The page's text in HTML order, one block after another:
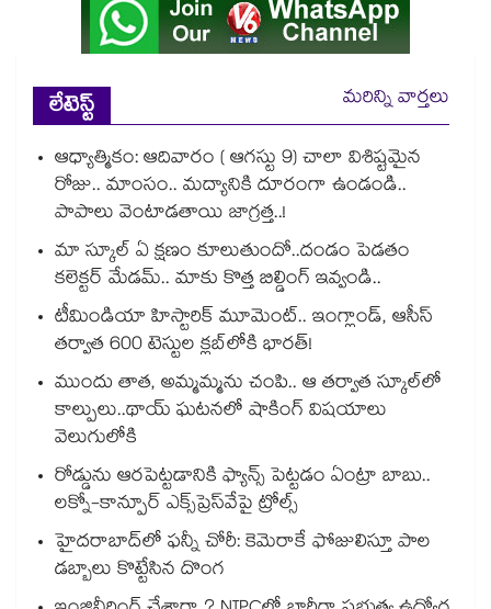
లేటెస్ట్
మరిన్ని వార్తలు
ఆధ్యాత్మికం: ఆదివారం ( ఆగస్టు 9) చాలా విశిష్టమైన
రోజు.. మాంసం.. మద్యానికి దూరంగా ఉండండి..
పాపాలు వెంటాడతాయి జాగ్రత్త..!
మా స్కూల్ ఏ క్షణం కూలుతుందో..దండం పెడతం
కలెక్టర్ మేడమ్.. మాకు కొత్త బిల్డింగ్ ఇవ్వండి..
టీమిండియా హిస్టారిక్ మూమెంట్.. ఇంగ్లాండ్, ఆసీస్
తర్వాత 600 టెస్టుల క్లబ్‌లోకి భారత్!
ముందు తాత, అమ్మమ్మను చంపి.. ఆ తర్వాత స్కూల్‌లో
కాల్పులు..థాయ్ ఘటనలో షాకింగ్ విషయాలు
వెలుగులోకి
రోడ్డును ఆరపెట్టడానికి ఫ్యాన్స్ పెట్టడం ఏంట్రా బాబు..
లక్నో-కాన్పూర్ ఎక్స్‌ప్రెస్‌వేపై ట్రోల్స్
హైదరాబాద్‌లో ఫన్నీ చోరీ: కెమెరాకే ఫోజులిస్తూ పాల
డబ్బాలు కొట్టేసిన దొంగ